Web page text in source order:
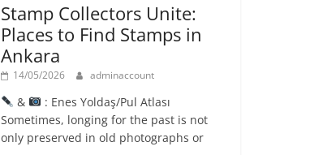
Stamp Collectors Unite:
Places to Find Stamps in
Ankara
14/05/2026 adminaccount
&
: Enes Yoldaş/Pul Atlası
Sometimes, longing for the past is not
only preserved in old photographs or